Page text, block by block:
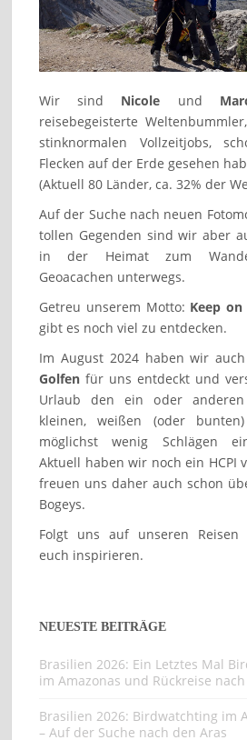
Wir sind Nicole und
reisebegeisterte
stinknormalen Vollzeitjobs,
Flecken auf der Erde gesehen
(Aktuell 80 Länder, ca. 32% der
Auf der Suche nach neuen
tollen Gegenden sind wir aber
in der Heimat zum
Geoacachen unterwegs.
Getreu unserem Motto: Keep
gibt es noch viel zu entdecken.
Im August 2024 haben wir
Golfen für uns entdeckt und
Urlaub den ein oder
kleinen, weißen (oder
möglichst wenig Schlägen
Aktuell haben wir noch ein HCPI
freuen uns daher auch schon
Bogeys.
Folgt uns auf unseren
euch inspirieren.
NEUESTE BEITRÄGE
Brasilien 2026: Ein Letztes Mal
im Amazonas und Rückreise
Brasilien 2026: Birdwatchting im
– Auf der Suche nach den Aras